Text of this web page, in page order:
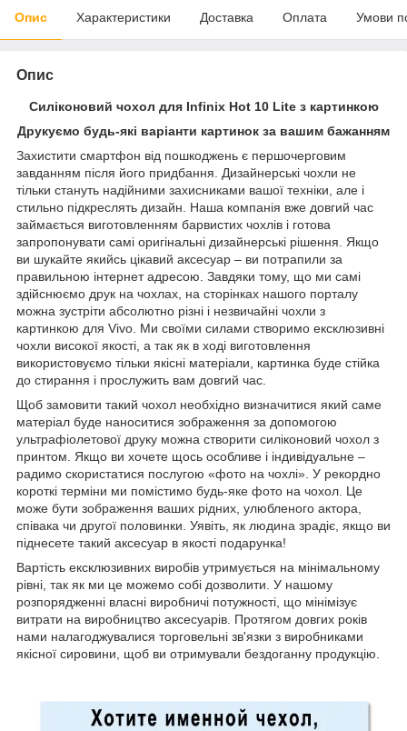
Опис Характеристики Доставка Оплата Умови
Опис
Силіконовий чохол для Infinix Hot 10 Lite з картинкою
Друкуємо будь-які варіанти картинок за вашим бажанням
Захистити смартфон від пошкоджень є першочерговим
завданням після його придбання. Дизайнерські чохли не
тільки стануть надійними захисниками вашої техніки, але і
стильно підкреслять дизайн. Наша компанія вже довгий час
займається виготовленням барвистих чохлів і готова
запропонувати самі оригінальні дизайнерські рішення. Якщо
ви шукайте якийсь цікавий аксесуар – ви потрапили за
правильною інтернет адресою. Завдяки тому, що ми самі
здійснюємо друк на чохлах, на сторінках нашого порталу
можна зустріти абсолютно різні і незвичайні чохли з
картинкою для Vivo. Ми своїми силами створимо ексклюзивні
чохли високої якості, а так як в ході виготовлення
використовуємо тільки якісні матеріали, картинка буде стійка
до стирання і прослужить вам довгий час.
Щоб замовити такий чохол необхідно визначитися який саме
матеріал буде наноситися зображення за допомогою
ультрафіолетової друку можна створити силіконовий чохол з
принтом. Якщо ви хочете щось особливе і індивідуальне –
радимо скористатися послугою «фото на чохлі». У рекордно
короткі терміни ми помістимо будь-яке фото на чохол. Це
може бути зображення ваших рідних, улюбленого актора,
співака чи другої половинки. Уявіть, як людина зрадіє, якщо ви
піднесете такий аксесуар в якості подарунка!
Вартість ексклюзивних виробів утримується на мінімальному
рівні, так як ми це можемо собі дозволити. У нашому
розпорядженні власні виробничі потужності, що мінімізує
витрати на виробництво аксесуарів. Протягом довгих років
нами налагоджувалися торговельні зв'язки з виробниками
якісної сировини, щоб ви отримували бездоганну продукцію.